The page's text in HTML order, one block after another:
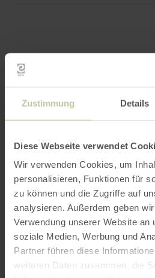
Zustimmung Details
Diese Webseite verwendet
Wir verwenden Cookies, um
personalisieren, Funktionen für
zu können und die Zugriffe auf
analysieren. Außerdem geben
Verwendung unserer Website an
soziale Medien, Werbung und
Partner führen diese
weiteren Daten zusammen, die
Werte basieren auf
unterschiedlicher
You)
Highlights aus den 27
Sauberkeit